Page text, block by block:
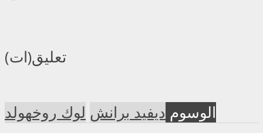
تعليق(ات)
الوسوم ديفيد برانش لوك روخهولد